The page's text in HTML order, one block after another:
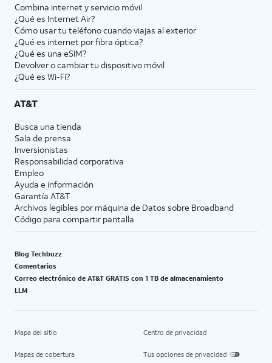
Combina internet y servicio móvil
¿Qué es Internet Air?
Cómo usar tu teléfono cuando viajas al exterior
¿Qué es internet por fibra óptica?
¿Qué es una eSIM?
Devolver o cambiar tu dispositivo móvil
¿Qué es Wi-Fi?
AT&T
Busca una tienda
Sala de prensa
Inversionistas
Responsabilidad corporativa
Empleo
Ayuda e información
Garantía AT&T
Archivos legibles por máquina de Datos sobre Broadband
Código para compartir pantalla
Blog Techbuzz
Comentarios
Correo electrónico de AT&T GRATIS con 1 TB de almacenamiento
LLM
Mapa del sitio
Mapas de cobertura
Centro de privacidad
Tus opciones de privacidad